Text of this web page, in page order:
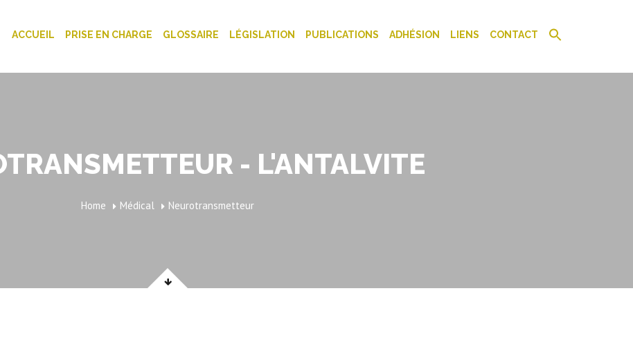
ACCUEIL PRISE EN CHARGE GLOSSAIRE LÉGISLATION PUBLICATIONS ADHÉSION LIENS CONTACT
- L'ANTALVITE
Home Médical Neurotransmetteur